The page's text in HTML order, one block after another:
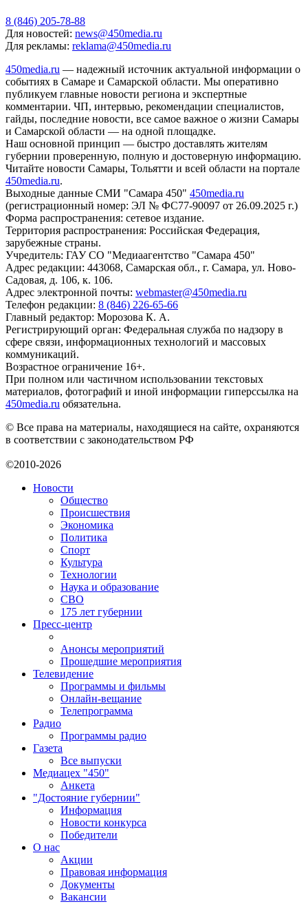
8 (846) 205-78-88
Для новостей: news@450media.ru
Для рекламы: reklama@450media.ru
450media.ru — надежный источник актуальной информации о
событиях в Самаре и Самарской области. Мы оперативно
публикуем главные новости региона и экспертные
комментарии. ЧП, интервью, рекомендации специалистов,
гайды, последние новости, все самое важное о жизни Самары
и Самарской области — на одной площадке.
Наш основной принцип — быстро доставлять жителям
губернии проверенную, полную и достоверную информацию.
Читайте новости Самары, Тольятти и всей области на портале
450media.ru.
Выходные данные СМИ "Самара 450" 450media.ru
(регистрационный номер: ЭЛ № ФС77-90097 от 26.09.2025 г.)
Форма распространения: сетевое издание.
Территория распространения: Российская Федерация,
зарубежные страны.
Учредитель: ГАУ СО "Медиаагентство "Самара 450"
Адрес редакции: 443068, Самарская обл., г. Самара, ул. Ново-
Садовая, д. 106, к. 106.
Адрес электронной почты: webmaster@450media.ru
Телефон редакции: 8 (846) 226-65-66
Главный редактор: Морозова К. А.
Регистрирующий орган: Федеральная служба по надзору в
сфере связи, информационных технологий и массовых
коммуникаций.
Возрастное ограничение 16+.
При полном или частичном использовании текстовых
материалов, фотографий и иной информации гиперссылка на
450media.ru обязательна.
© Все права на материалы, находящиеся на сайте, охраняются
в соответствии с законодательством РФ
©2010-2026
Новости
Общество
Происшествия
Экономика
Политика
Спорт
Культура
Технологии
Наука и образование
СВО
175 лет губернии
Пресс-центр
Анонсы мероприятий
Прошедшие мероприятия
Телевидение
Программы и фильмы
Онлайн-вещание
Телепрограмма
Радио
Программы радио
Газета
Все выпуски
Медиацех "450"
Анкета
"Достояние губернии"
Информация
Новости конкурса
Победители
О нас
Акции
Правовая информация
Документы
Вакансии